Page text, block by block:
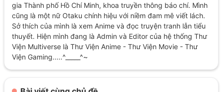
gia Thành phố Hồ Chí Minh, khoa truyền thông báo chí. Mình
cũng là một nữ Otaku chính hiệu với niềm đam mê viết lách.
Sở thích của mình là xem Anime và đọc truyện tranh lẫn tiểu
thuyết. Hiện mình đang là Admin và Editor của hệ thống Thư
Viện Multiverse là Thư Viện Anime - Thư Viện Movie - Thư
Viện Gaming.....^_____^~